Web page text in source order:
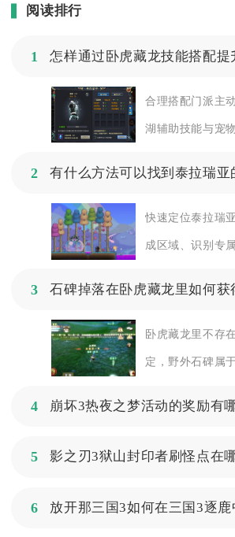
阅读排行
1 怎样通过卧虎藏龙技能搭配提
合理搭配门派主
湖辅助技能与宠
2 有什么方法可以找到泰拉瑞亚
快速定位泰拉瑞
成区域、识别专
3 石碑掉落在卧虎藏龙里如何获
卧虎藏龙里不存
定，野外石碑属
4 崩坏3热夜之梦活动的奖励有
5 影之刃3狱山封印者刷怪点在
6